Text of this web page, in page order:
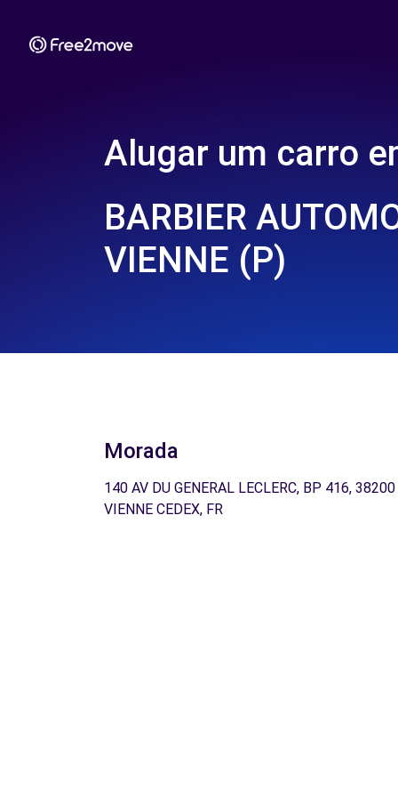
Alugar um carro
BARBIER
VIENNE (P)
Morada
140 AV DU GENERAL LECLERC, BP 416, 38200
VIENNE CEDEX, FR